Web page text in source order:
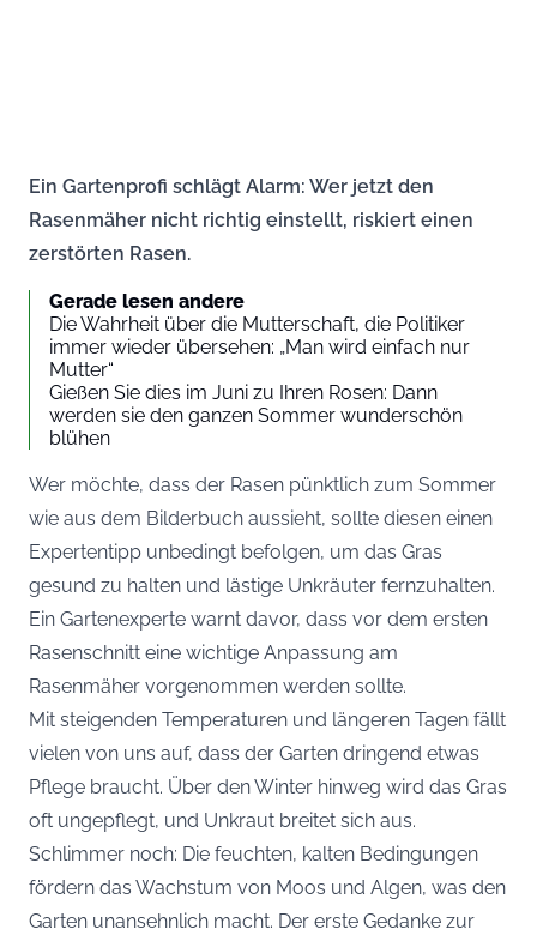
Ein Gartenprofi schlägt Alarm: Wer jetzt den
Rasenmäher nicht richtig einstellt, riskiert einen
zerstörten Rasen.
Gerade lesen andere
Die Wahrheit über die Mutterschaft, die Politiker
immer wieder übersehen: „Man wird einfach nur
Mutter“
Gießen Sie dies im Juni zu Ihren Rosen: Dann
werden sie den ganzen Sommer wunderschön
blühen
Wer möchte, dass der Rasen pünktlich zum Sommer
wie aus dem Bilderbuch aussieht, sollte diesen einen
Expertentipp unbedingt befolgen, um das Gras
gesund zu halten und lästige Unkräuter fernzuhalten.
Ein Gartenexperte warnt davor, dass vor dem ersten
Rasenschnitt eine wichtige Anpassung am
Rasenmäher vorgenommen werden sollte.
Mit steigenden Temperaturen und längeren Tagen fällt
vielen von uns auf, dass der Garten dringend etwas
Pflege braucht. Über den Winter hinweg wird das Gras
oft ungepflegt, und Unkraut breitet sich aus.
Schlimmer noch: Die feuchten, kalten Bedingungen
fördern das Wachstum von Moos und Algen, was den
Garten unansehnlich macht. Der erste Gedanke zur